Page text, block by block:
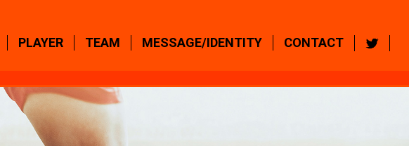
CONTACT
MESSAGE/IDENTITY
TEAM
PLAYER